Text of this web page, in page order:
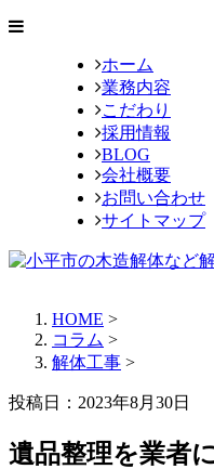
ホーム
業務内容
こだわり
採用情報
BLOG
会社概要
お問い合わせ
サイトマップ
HOME >
コラム >
解体工事 >
投稿日：2023年8月30日
遺品整理を業者